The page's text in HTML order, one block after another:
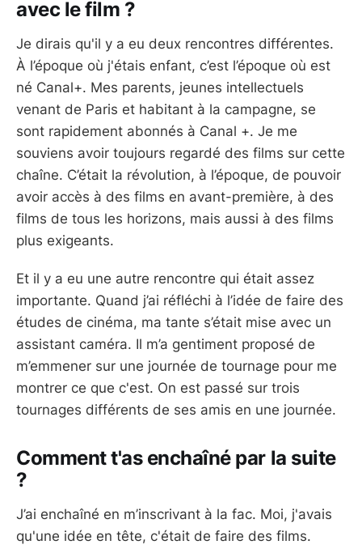
avec le film ?
Je dirais qu'il y a eu deux rencontres différentes.
À l’époque où j'étais enfant, c’est l’époque où est
né Canal+. Mes parents, jeunes intellectuels
venant de Paris et habitant à la campagne, se
sont rapidement abonnés à Canal +. Je me
souviens avoir toujours regardé des films sur cette
chaîne. C’était la révolution, à l’époque, de pouvoir
avoir accès à des films en avant-première, à des
films de tous les horizons, mais aussi à des films
plus exigeants.
Et il y a eu une autre rencontre qui était assez
importante. Quand j’ai réfléchi à l’idée de faire des
études de cinéma, ma tante s’était mise avec un
assistant caméra. Il m’a gentiment proposé de
m’emmener sur une journée de tournage pour me
montrer ce que c'est. On est passé sur trois
tournages différents de ses amis en une journée.
Comment t'as enchaîné par la suite
?
J’ai enchaîné en m’inscrivant à la fac. Moi, j'avais
qu'une idée en tête, c'était de faire des films.